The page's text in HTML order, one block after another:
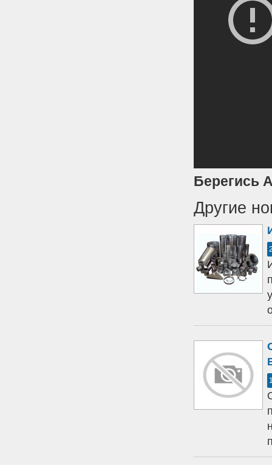
Берегись
Другие